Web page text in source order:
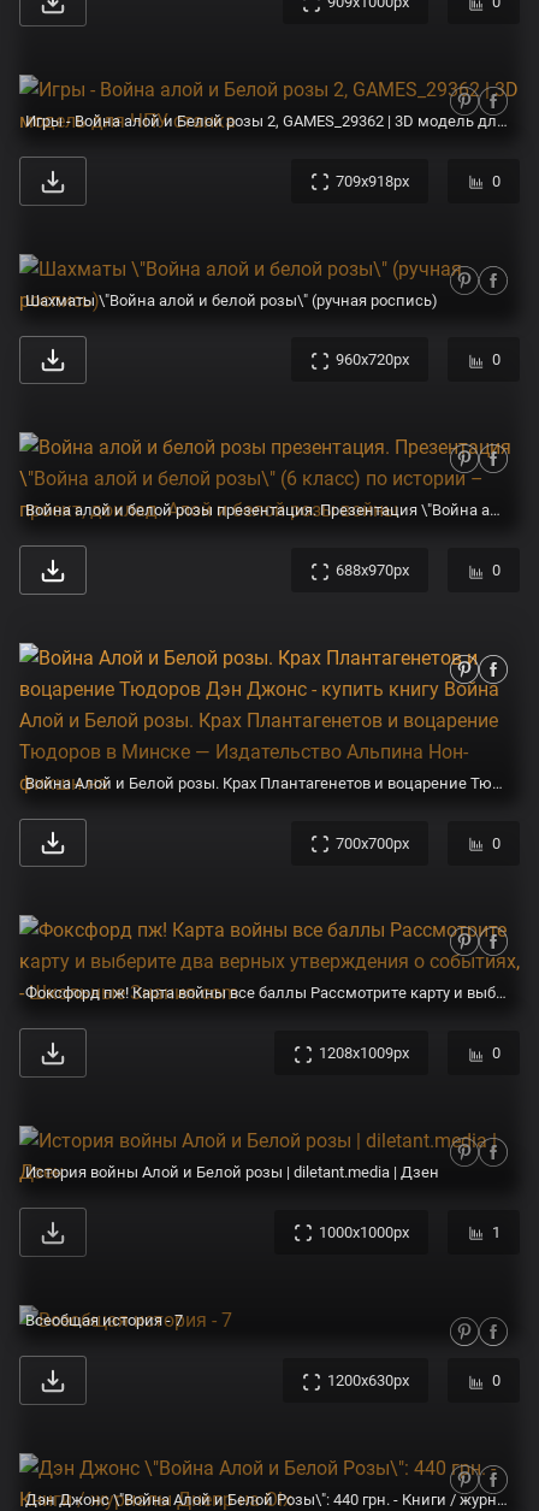
Игры - Война алой и Белой розы 2, GAMES_29362 | 3D модель для ЧПУ станка
709x918px 0
Шахматы \"Война алой и белой розы\" (ручная роспись)
960x720px 0
Война алой и белой розы презентация. Презентация \"Война алой и белой розы\" (6 класс) по истории – проект, доклад. Алой и белой розы войны
688x970px 0
Война Алой и Белой розы. Крах Плантагенетов и воцарение Тюдоров Дэн Джонс - купить книгу Война Алой и Белой розы. Крах Плантагенетов и воцарение Тюдоров в Минске — Издательство Альпина Нон-фикшн на
700x700px 0
Фоксфорд пж! Карта войны все баллы Рассмотрите карту и выберите два верных утверждения о событиях, - Школьные Знания.com
1208x1009px 0
История войны Алой и Белой розы | diletant.media | Дзен
1000x1000px 1
Всеобщая история - 7
1200x630px 0
Дэн Джонс \"Война Алой и Белой Розы\": 440 грн. - Книги / журналы Днепр на Olx